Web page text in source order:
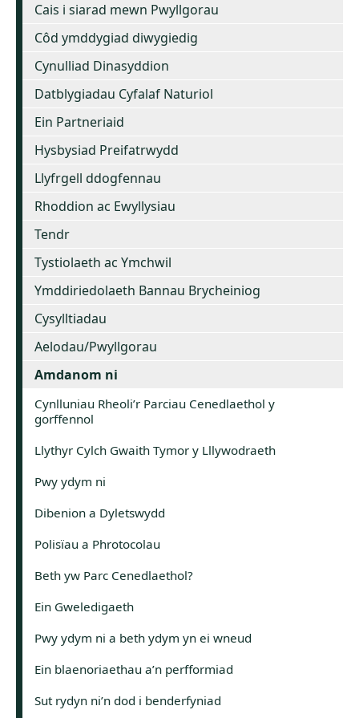
Cais i siarad mewn Pwyllgorau
Côd ymddygiad diwygiedig
Cynulliad Dinasyddion
Datblygiadau Cyfalaf Naturiol
Ein Partneriaid
Hysbysiad Preifatrwydd
Llyfrgell ddogfennau
Rhoddion ac Ewyllysiau
Tendr
Tystiolaeth ac Ymchwil
Ymddiriedolaeth Bannau Brycheiniog
Cysylltiadau
Aelodau/Pwyllgorau
Amdanom ni
Cynlluniau Rheoli’r Parciau Cenedlaethol y
gorffennol
Llythyr Cylch Gwaith Tymor y Lllywodraeth
Pwy ydym ni
Dibenion a Dyletswydd
Polisïau a Phrotocolau
Beth yw Parc Cenedlaethol?
Ein Gweledigaeth
Pwy ydym ni a beth ydym yn ei wneud
Ein blaenoriaethau a’n perfformiad
Sut rydyn ni’n dod i benderfyniad